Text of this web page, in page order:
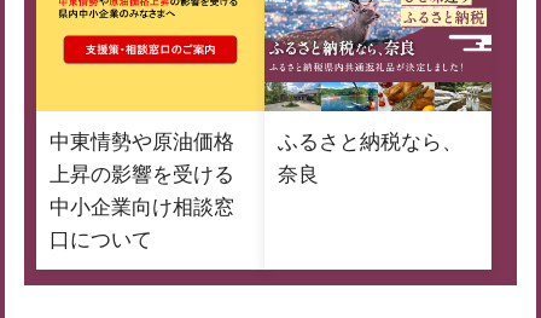
中東情勢や原油価格
上昇の影響を受ける
中小企業向け相談窓
口について
ふるさと納税なら、
奈良